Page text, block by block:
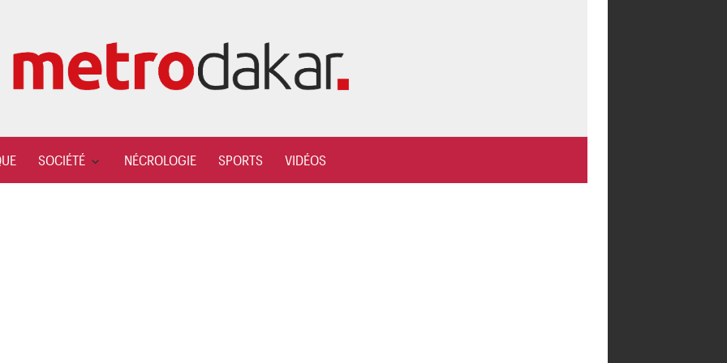
SOCIÉTÉ NÉCROLOGIE SPORTS VIDÉOS